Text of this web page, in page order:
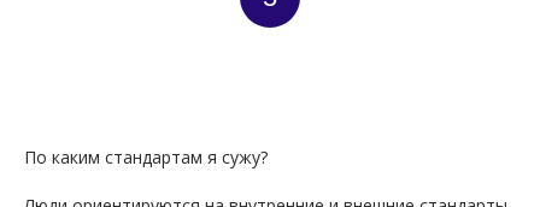
По каким стандартам я сужу?